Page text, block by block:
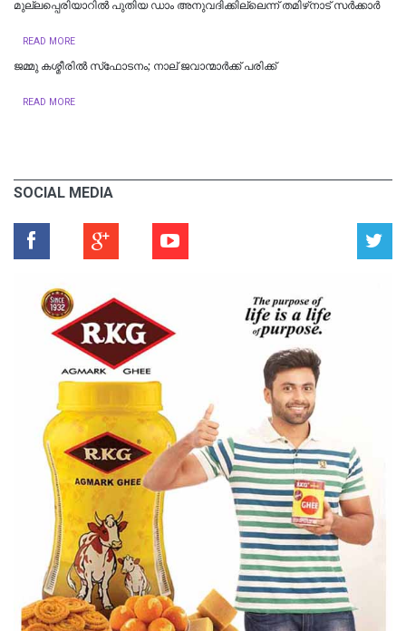
മുല്ലപ്പെരിയാറിൽ പുതിയ ഡാം അനുവദിക്കില്ലെന്ന് തമിഴ്‌നാട് സർക്കാർ
READ MORE
ജമ്മു കശ്മീരില്‍ സ്‌ഫോടനം; നാല് ജവാന്മാര്‍ക്ക് പരിക്ക്
READ MORE
SOCIAL MEDIA